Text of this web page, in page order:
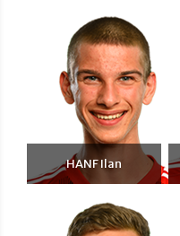
HANF Ilan